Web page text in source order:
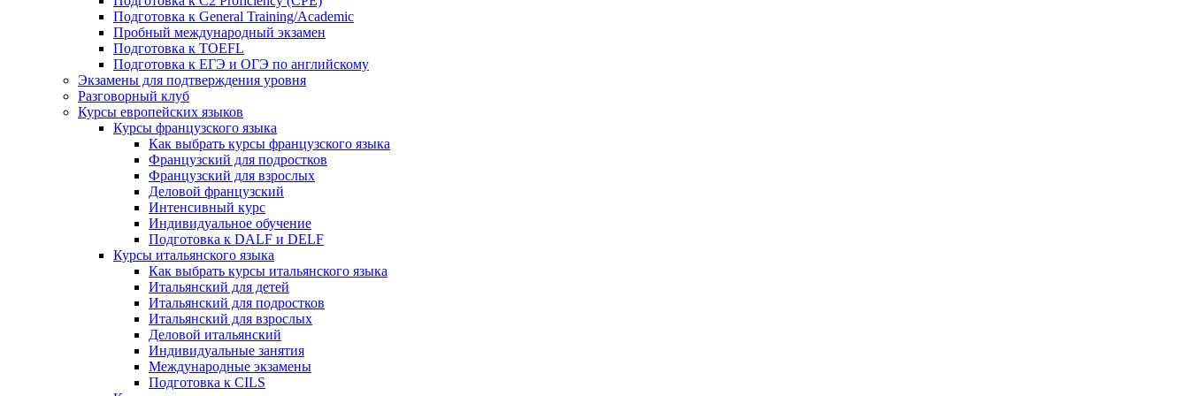
Подготовка к General Training/Academic
Пробный международный экзамен
Подготовка к TOEFL
Подготовка к ЕГЭ и ОГЭ по английскому
Экзамены для подтверждения уровня
Разговорный клуб
Курсы европейских языков
Курсы французского языка
Как выбрать курсы французского языка
Французский для подростков
Французский для взрослых
Деловой французский
Интенсивный курс
Индивидуальное обучение
Подготовка к DALF и DELF
Курсы итальянского языка
Как выбрать курсы итальянского языка
Итальянский для детей
Итальянский для подростков
Итальянский для взрослых
Деловой итальянский
Индивидуальные занятия
Международные экзамены
Подготовка к CILS